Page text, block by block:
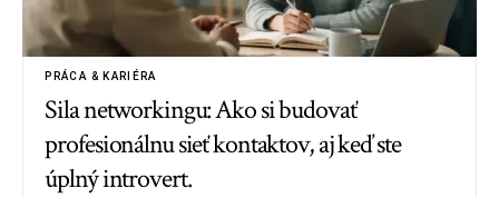
PRÁCA & KARIÉRA
Sila networkingu: Ako si budovať
profesionálnu sieť kontaktov, aj keď ste
úplný introvert.